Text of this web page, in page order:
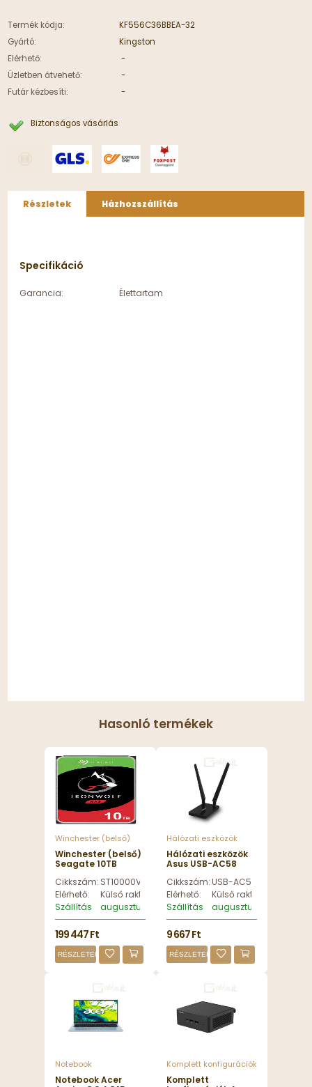
Termék kódja:
KF556C36BBEA-32
Gyártó:
Kingston
Elérhető:
-
Üzletben átvehető:
-
Futár kézbesíti:
-
Biztonságos vásárlás
Részletek Házhozszállítás
Specifikáció
Garancia: Élettartam
Hasonló termékek
Winchester (belső)
Winchester (belső)
Seagate 10TB
256MB
ST10000VN0008
IronWolf NAS -
ST10000VN0008
Cikkszám: ST10000VN0008
Elérhető:
Külső raktáron
Szállítás
augusztus 12, szerda
199 447 Ft
RÉSZLETEK
Hálózati eszközök
Hálózati eszközök
Asus USB-AC58
Dual-band USB
Adapter - USB-
AC58
Cikkszám:USB-AC58
Elérhető:
Külső raktáron
Szállítás
augusztus 12, szerda
9 667 Ft
RÉSZLETEK
Notebook
Notebook Acer
Komplett konfigurációk
Komplett